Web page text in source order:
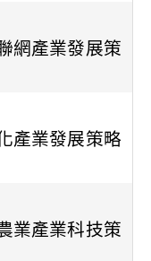
網產業發展策
產業發展策略
業產業科技策